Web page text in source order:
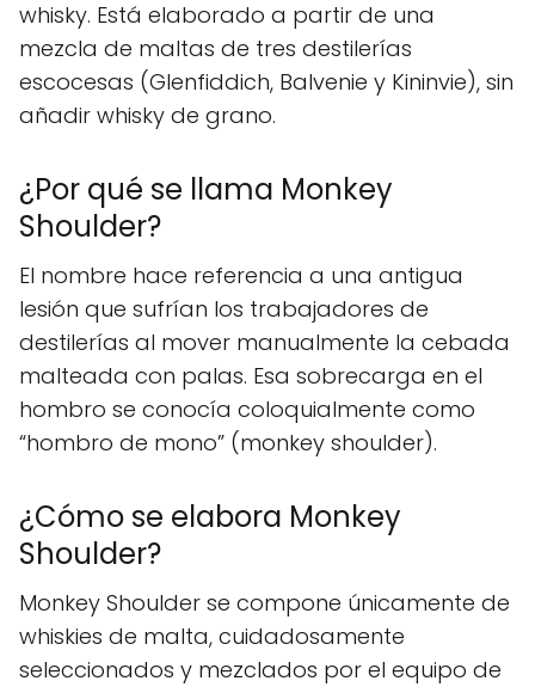
whisky. Está elaborado a partir de una
mezcla de maltas de tres destilerías
escocesas (Glenfiddich, Balvenie y Kininvie), sin
añadir whisky de grano.
¿Por qué se llama Monkey
Shoulder?
El nombre hace referencia a una antigua
lesión que sufrían los trabajadores de
destilerías al mover manualmente la cebada
malteada con palas. Esa sobrecarga en el
hombro se conocía coloquialmente como
“hombro de mono” (monkey shoulder).
¿Cómo se elabora Monkey
Shoulder?
Monkey Shoulder se compone únicamente de
whiskies de malta, cuidadosamente
seleccionados y mezclados por el equipo de